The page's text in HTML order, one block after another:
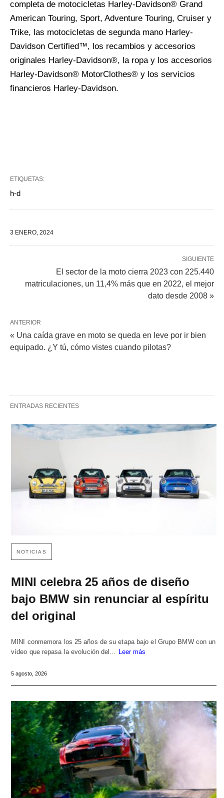
completa de motocicletas Harley-Davidson® Grand
American Touring, Sport, Adventure Touring, Cruiser y
Trike, las motocicletas de segunda mano Harley-
Davidson Certified™, los recambios y accesorios
originales Harley-Davidson®, la ropa y los accesorios
Harley-Davidson® MotorClothes® y los servicios
financieros Harley-Davidson.
ETIQUETAS:
h-d
3 ENERO, 2024
SIGUIENTE
El sector de la moto cierra 2023 con 225.440
matriculaciones, un 11,4% más que en 2022, el mejor
dato desde 2008 »
ANTERIOR
« Una caída grave en moto se queda en leve por ir bien
equipado. ¿Y tú, cómo vistes cuando pilotas?
ENTRADAS RECIENTES
NOTICIAS
MINI celebra 25 años de diseño
bajo BMW sin renunciar al espíritu
del original
MINI conmemora los 25 años de su etapa bajo el Grupo BMW con un
vídeo que repasa la evolución del… Leer más
5 agosto, 2026